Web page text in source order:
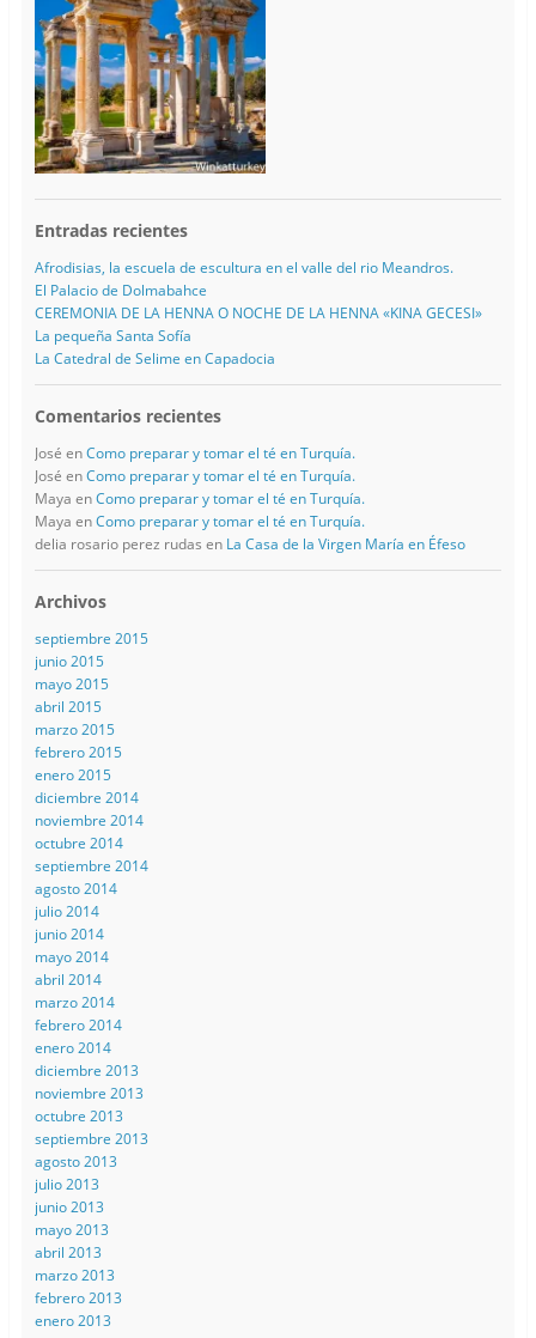
Entradas recientes
Afrodisias, la escuela de escultura en el valle del rio Meandros.
El Palacio de Dolmabahce
CEREMONIA DE LA HENNA O NOCHE DE LA HENNA «KINA GECESI»
La pequeña Santa Sofía
La Catedral de Selime en Capadocia
Comentarios recientes
José enComo preparar y tomar el té en Turquía.
José enComo preparar y tomar el té en Turquía.
Maya enComo preparar y tomar el té en Turquía.
Maya enComo preparar y tomar el té en Turquía.
delia rosario perez rudas en La Casa de la Virgen María en Éfeso
Archivos
septiembre 2015
junio 2015
mayo 2015
abril 2015
marzo 2015
febrero 2015
enero 2015
diciembre 2014
noviembre 2014
octubre 2014
septiembre 2014
agosto 2014
julio 2014
junio 2014
mayo 2014
abril 2014
marzo 2014
febrero 2014
enero 2014
diciembre 2013
noviembre 2013
octubre 2013
septiembre 2013
agosto 2013
julio 2013
junio 2013
mayo 2013
abril 2013
marzo 2013
febrero 2013
enero 2013